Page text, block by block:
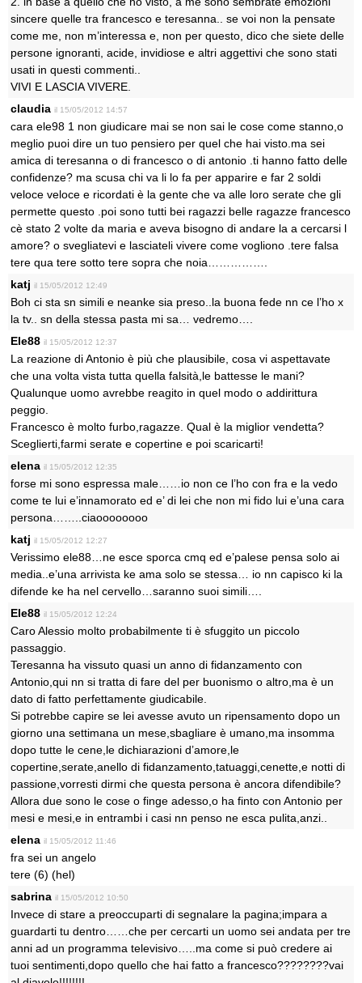
sincere quelle tra francesco e teresanna.. se voi non la pensate
come me, non m’interessa e, non per questo, dico che siete delle
persone ignoranti, acide, invidiose e altri aggettivi che sono stati
usati in questi commenti..
VIVI E LASCIA VIVERE.
claudia il 15/05/2012 14:57
cara ele98 1 non giudicare mai se non sai le cose come stanno,o
meglio puoi dire un tuo pensiero per quel che hai visto.ma sei
amica di teresanna o di francesco o di antonio .ti hanno fatto delle
confidenze? ma scusa chi va li lo fa per apparire e far 2 soldi
veloce veloce e ricordati è la gente che va alle loro serate che gli
permette questo .poi sono tutti bei ragazzi belle ragazze francesco
cè stato 2 volte da maria e aveva bisogno di andare la a cercarsi l
amore? o svegliatevi e lasciateli vivere come vogliono .tere falsa
tere qua tere sotto tere sopra che noia…………….
katj il 15/05/2012 12:49
Boh ci sta sn simili e neanke sia preso..la buona fede nn ce l’ho x
la tv.. sn della stessa pasta mi sa… vedremo….
Ele88 il 15/05/2012 12:37
La reazione di Antonio è più che plausibile, cosa vi aspettavate
che una volta vista tutta quella falsità,le battesse le mani?
Qualunque uomo avrebbe reagito in quel modo o addirittura
peggio.
Francesco è molto furbo,ragazze. Qual è la miglior vendetta?
Sceglierti,farmi serate e copertine e poi scaricarti!
elena il 15/05/2012 12:35
forse mi sono espressa male……io non ce l’ho con fra e la vedo
come te lui e’innamorato ed e’ di lei che non mi fido lui e’una cara
persona……..ciaoooooooo
katj il 15/05/2012 12:27
Verissimo ele88…ne esce sporca cmq ed e’palese pensa solo ai
media..e’una arrivista ke ama solo se stessa… io nn capisco ki la
difende ke ha nel cervello…saranno suoi simili….
Ele88 il 15/05/2012 12:24
Caro Alessio molto probabilmente ti è sfuggito un piccolo
passaggio.
Teresanna ha vissuto quasi un anno di fidanzamento con
Antonio,qui nn si tratta di fare del per buonismo o altro,ma è un
dato di fatto perfettamente giudicabile.
Si potrebbe capire se lei avesse avuto un ripensamento dopo un
giorno una settimana un mese,sbagliare è umano,ma insomma
dopo tutte le cene,le dichiarazioni d’amore,le
copertine,serate,anello di fidanzamento,tatuaggi,cenette,e notti di
passione,vorresti dirmi che questa persona è ancora difendibile?
Allora due sono le cose o finge adesso,o ha finto con Antonio per
mesi e mesi,e in entrambi i casi nn penso ne esca pulita,anzi..
elena il 15/05/2012 11:46
fra sei un angelo
tere (6) (hel)
sabrina il 15/05/2012 10:50
Invece di stare a preoccuparti di segnalare la pagina;impara a
guardarti tu dentro……che per cercarti un uomo sei andata per tre
anni ad un programma televisivo…..ma come si può credere ai
tuoi sentimenti,dopo quello che hai fatto a francesco????????vai